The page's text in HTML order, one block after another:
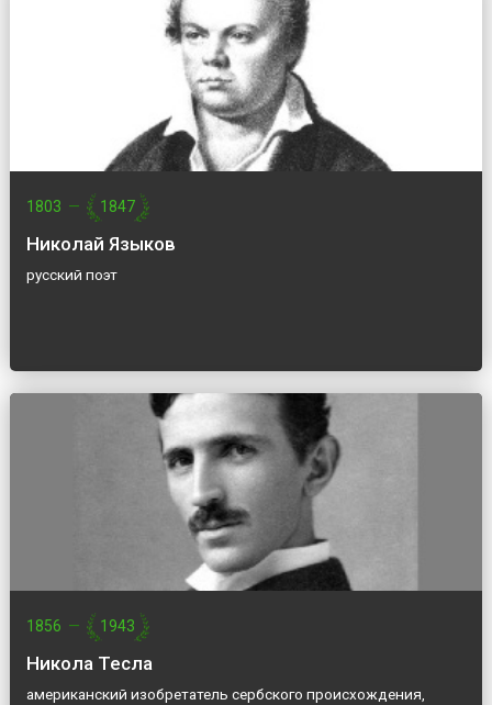
1803 — 1847
Николай Языков
русский поэт
1856 — 1943
Никола Тесла
американский изобретатель сербского происхождения,